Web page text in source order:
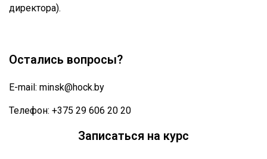
директора).
Остались вопросы?
E-mail: minsk@hock.by
Телефон: +375 29 606 20 20
Записаться на курс